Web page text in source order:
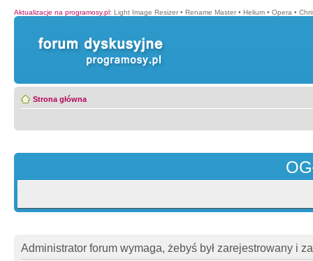
Aktualizacje na programosy.pl: Light Image Resizer • Rename Master • Helium • Opera •
Strona główna
Administrator forum wymaga, żebyś był zarejestrowany i